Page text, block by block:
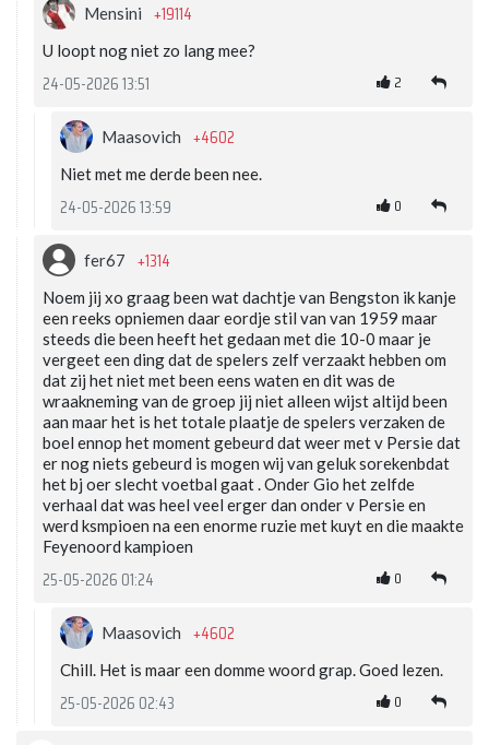
Mensini +19114
U loopt nog niet zo lang mee?
24-05-2026 13:51 2
Maasovich +4602
Niet met me derde been nee.
24-05-2026 13:59 0
fer67 +1314
Noem jij xo graag been wat dachtje van Bengston ik kanje
een reeks opniemen daar eordje stil van van 1959 maar
steeds die been heeft het gedaan met die 10-0 maar je
vergeet een ding dat de spelers zelf verzaakt hebben om
dat zij het niet met been eens waten en dit was de
wraakneming van de groep jij niet alleen wijst altijd been
aan maar het is het totale plaatje de spelers verzaken de
boel ennop het moment gebeurd dat weer met v Persie dat
er nog niets gebeurd is mogen wij van geluk sorekenbdat
het bj oer slecht voetbal gaat . Onder Gio het zelfde
verhaal dat was heel veel erger dan onder v Persie en
werd ksmpioen na een enorme ruzie met kuyt en die maakte
Feyenoord kampioen
25-05-2026 01:24 0
Maasovich +4602
Chill. Het is maar een domme woord grap. Goed lezen.
25-05-2026 02:43 0